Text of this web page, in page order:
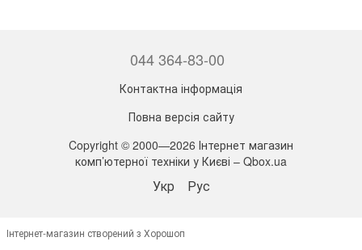
044 364-83-00
Контактна інформація
Повна версія сайту
Copyright © 2000—2026 Інтернет магазин
комп’ютерної техніки у Києві – Qbox.ua
Укр Рус
Інтернет-магазин створений з Хорошоп